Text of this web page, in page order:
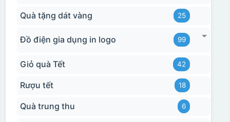
Quà tặng dát vàng 25
Đồ điện gia dụng in logo 99
Giỏ quà Tết 42
Rượu tết 18
Quà trung thu 6